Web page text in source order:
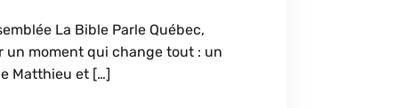
La Bible Parle Québec,
un moment qui change tout : un
Matthieu et […]